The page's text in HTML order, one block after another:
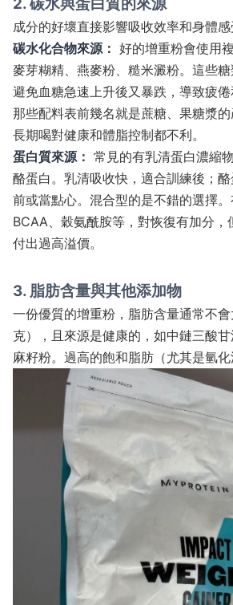
2. 碳水與蛋白質的來源
成分的好壞直接影響吸收效率和身體感
碳水化合物來源： 好的增重粉會使用
麥芽糊精、燕麥粉、糙米澱粉。這些糖
避免血糖急速上升後又暴跌，導致疲
那些配料表前幾名就是蔗糖、果糖漿
長期喝對健康和體脂控制都不利。
蛋白質來源： 常見的有乳清蛋白濃縮
酪蛋白。乳清吸收快，適合訓練後；
前或當點心。混合型的是不錯的選擇
BCAA、穀氨酰胺等，對恢復有加分，
付出過高溢價。
3. 脂肪含量與其他添加物
一份優質的增重粉，脂肪含量通常不
克），且來源是健康的，如中鏈三酸
麻籽粉。過高的飽和脂肪（尤其是氫化